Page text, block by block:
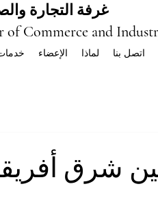
غرفة التجارة
of Commerce and
الإعضاء لماذا اتصل بنا
شرق